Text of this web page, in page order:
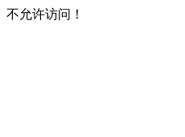
不允许访问！